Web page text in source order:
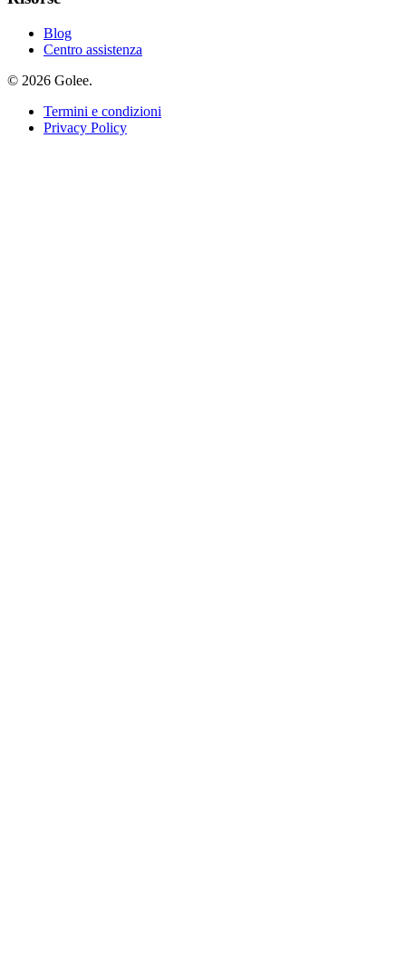
Blog
Centro assistenza
© 2026 Golee.
Termini e condizioni
Privacy Policy